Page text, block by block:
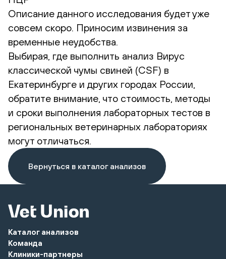
Описание данного исследования будет уже
совсем скоро. Приносим извинения за
временные неудобства.
Выбирая, где выполнить анализ Вирус
классической чумы свиней (CSF) в
Екатеринбурге и других городах России,
обратите внимание, что стоимость, методы
и сроки выполнения лабораторных тестов в
региональных ветеринарных лабораториях
могут отличаться.
Вернуться в каталог анализов
Каталог анализов
Команда
Клиники-партнеры